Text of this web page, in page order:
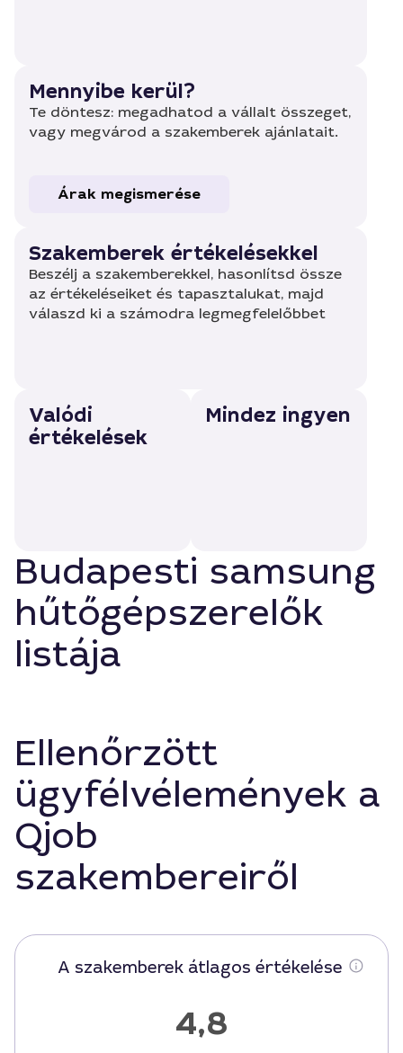
Mennyibe kerül?
Te döntesz: megadhatod a vállalt összeget,
vagy megvárod a szakemberek ajánlatait.
Árak megismerése
Szakemberek értékelésekkel
Beszélj a szakemberekkel, hasonlítsd össze
az értékeléseiket és tapasztalukat, majd
válaszd ki a számodra legmegfelelőbbet
Valódi
értékelések
Mindez ingyen
Budapesti samsung
hűtőgépszerelők
listája
Ellenőrzött
ügyfélvélemények a
Qjob
szakembereiről
A szakemberek átlagos értékelése
4,8